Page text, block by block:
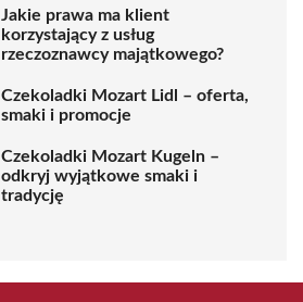
Jakie prawa ma klient
korzystający z usług
rzeczoznawcy majątkowego?
Czekoladki Mozart Lidl – oferta,
smaki i promocje
Czekoladki Mozart Kugeln –
odkryj wyjątkowe smaki i
tradycję